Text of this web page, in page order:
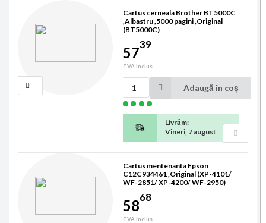
Cartus cerneala Brother BT5000C
,Albastru ,5000 pagini ,Original
(BT5000C)
5739
TVA inclus
Adaugă în coș
Livrăm:
Vineri, 7 august
Cartus mentenanta Epson
C12C934461 ,Original (XP-4101/
WF-2851/ XP-4200/ WF-2950)
5868
TVA inclus